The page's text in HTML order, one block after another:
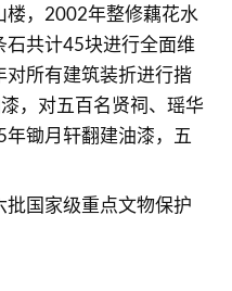
，2002年整修藕花水
共计45块进行全面维
所有建筑装折进行揩
，对五百名贤祠、瑶华
锄月轩翻建油漆，五
国家级重点文物保护